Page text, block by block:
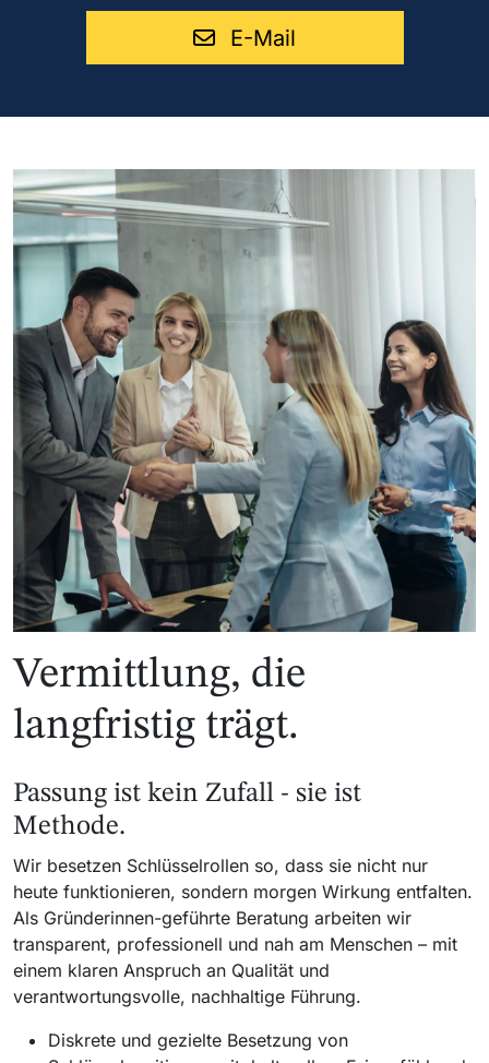
E-Mail
Vermittlung, die
langfristig trägt.
Passung ist kein Zufall - sie ist
Methode.
Wir besetzen Schlüsselrollen so, dass sie nicht nur
heute funktionieren, sondern morgen Wirkung entfalten.
Als Gründerinnen-geführte Beratung arbeiten wir
transparent, professionell und nah am Menschen – mit
einem klaren Anspruch an Qualität und
verantwortungsvolle, nachhaltige Führung.
Diskrete und gezielte Besetzung von